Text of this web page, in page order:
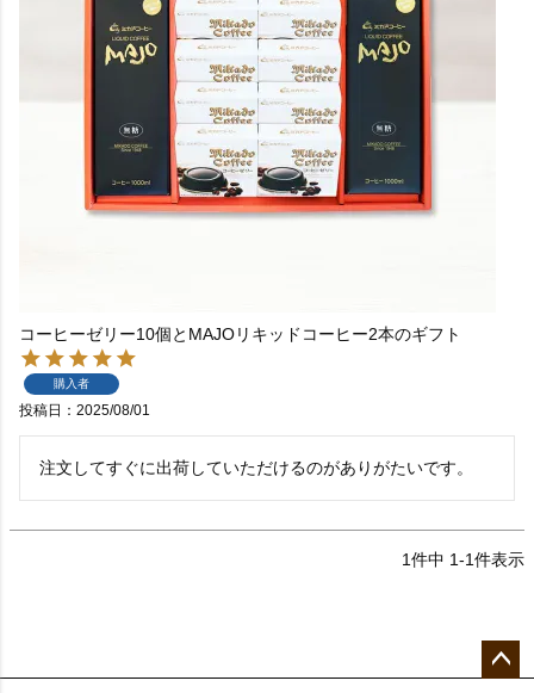
コーヒーゼリー10個とMAJOリキッドコーヒー2本のギフト
購入者
投稿日 2025/08/01
注文してすぐに出荷していただけるのがありがたいです。
1件中 1-1件表示